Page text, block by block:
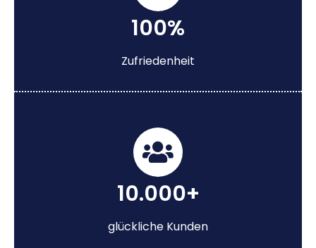
100%
Zufriedenheit
10.000+
glückliche Kunden